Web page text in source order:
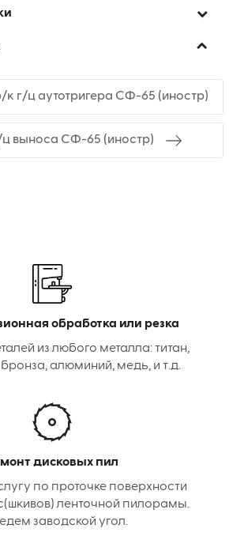
к г/ц аутотригера СФ-65 (иностр)
ц выноса СФ-65 (иностр)
обработка или резка
из любого металла: титан,
алюминий, медь, и т.д.
дисковых пил
по проточке поверхности
ленточной пилорамы.
заводской угол.